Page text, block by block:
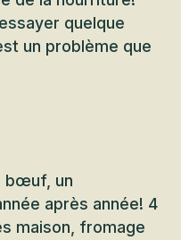
quelque
un problème que
bœuf, un
après année! 4
maison, fromage